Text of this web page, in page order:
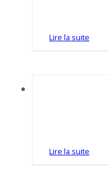
Lire la suite
Lire la suite